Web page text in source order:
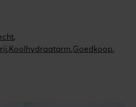
,Koolhydraatarm,Goedkoop